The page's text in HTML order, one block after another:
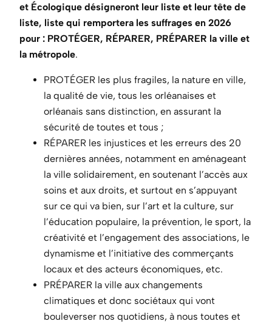
et Écologique désigneront leur liste et leur tête de
liste, liste qui remportera les suffrages en 2026
pour : PROTÉGER, RÉPARER, PRÉPARER la ville et
la métropole.
PROTÉGER les plus fragiles, la nature en ville,
la qualité de vie, tous les orléanaises et
orléanais sans distinction, en assurant la
sécurité de toutes et tous ;
RÉPARER les injustices et les erreurs des 20
dernières années, notamment en aménageant
la ville solidairement, en soutenant l’accès aux
soins et aux droits, et surtout en s’appuyant
sur ce qui va bien, sur l’art et la culture, sur
l’éducation populaire, la prévention, le sport, la
créativité et l’engagement des associations, le
dynamisme et l’initiative des commerçants
locaux et des acteurs économiques, etc.
PRÉPARER la ville aux changements
climatiques et donc sociétaux qui vont
bouleverser nos quotidiens, à nous toutes et